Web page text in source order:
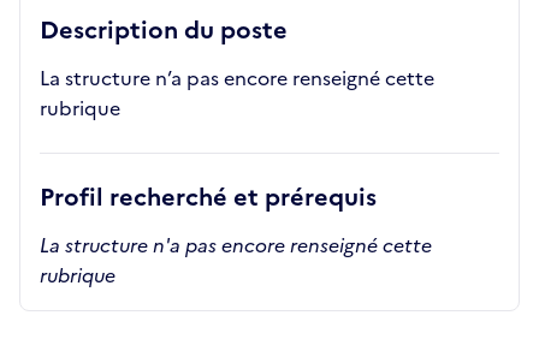
Description du poste
La structure n’a pas encore renseigné cette
rubrique
Profil recherché et prérequis
La structure n'a pas encore renseigné cette
rubrique